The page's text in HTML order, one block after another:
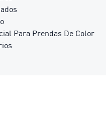
Para Prendas De Color